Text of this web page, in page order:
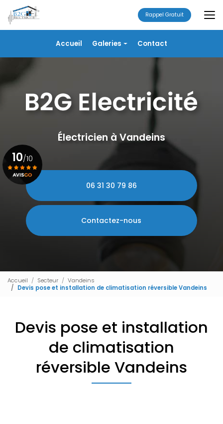
au
contenu
principal
Accueil Galeries
Chauffage/VMC
Portails
Contact
Rappel Gratuit
Électricien à Vandeins
06 31 30 79 86
Contactez-nous
10/10
Voir le certificat
Accueil Secteur
Vandeins
Devis pose et installation de climatisation réversible Vandeins
Devis pose et installation
de climatisation
réversible Vandeins